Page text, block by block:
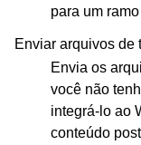
para um
Enviar arquivos de
Envia os
você não
integrá-lo ao
conteúdo